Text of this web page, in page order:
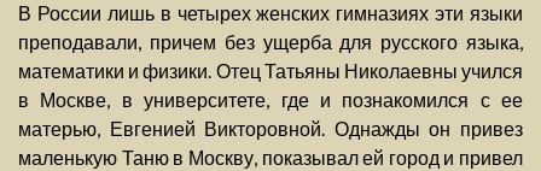
В России лишь в четырех женских гимназиях эти языки
преподавали, причем без ущерба для русского языка,
математики и физики. Отец Татьяны Николаевны учился
в Москве, в университете, где и познакомился с ее
матерью, Евгенией Викторовной. Однажды он привез
маленькую Таню в Москву, показывал ей город и привел